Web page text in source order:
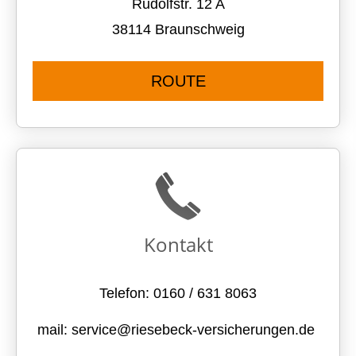
Rudolfstr. 12 A
38114 Braunschweig
ROUTE
Kontakt
Telefon: 0160 / 631 8063
mail: service@riesebeck-versicherungen.de